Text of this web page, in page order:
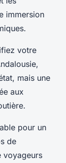
immersion
votre
mais une
aux
pour un
de
voyageurs